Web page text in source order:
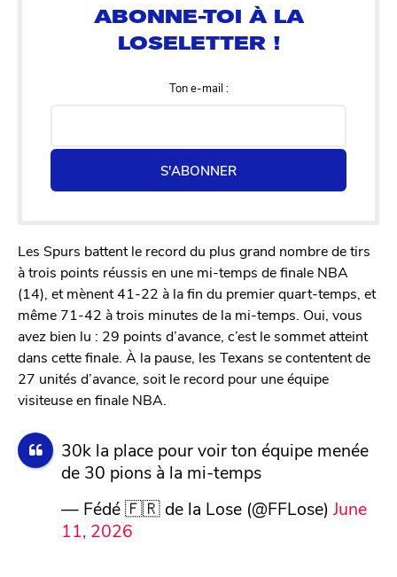
Ton e-mail :
S'ABONNER
Les Spurs battent le record du plus grand nombre de tirs
à trois points réussis en une mi-temps de finale NBA
(14), et mènent 41-22 à la fin du premier quart-temps, et
même 71-42 à trois minutes de la mi-temps. Oui, vous
avez bien lu : 29 points d’avance, c’est le sommet atteint
dans cette finale. À la pause, les Texans se contentent de
27 unités d’avance, soit le record pour une équipe
visiteuse en finale NBA.
30k la place pour voir ton équipe menée
de 30 pions à la mi-temps
— Fédé 🇫🇷 de la Lose (@FFLose) June
11, 2026